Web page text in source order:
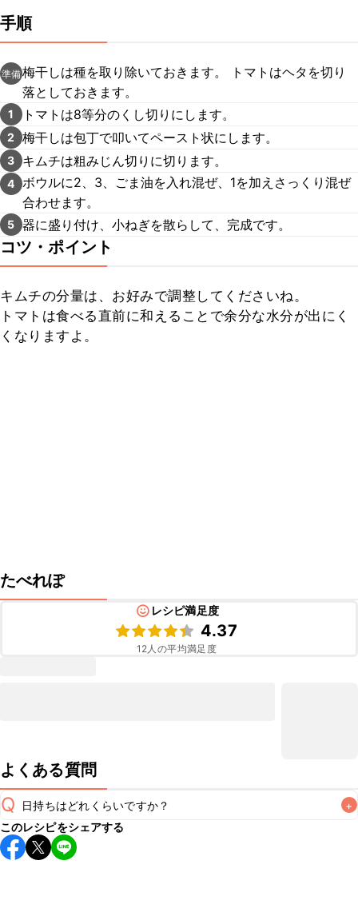
手順
準備梅干しは種を取り除いておきます。 トマトはヘタを切り
落としておきます。
1 トマトは8等分のくし切りにします。
2 梅干しは包丁で叩いてペースト状にします。
3 キムチは粗みじん切りに切ります。
4 ボウルに2、3、ごま油を入れ混ぜ、1を加えさっくり混ぜ
合わせます。
5 器に盛り付け、小ねぎを散らして、完成です。
コツ・ポイント
キムチの分量は、お好みで調整してくださいね。
トマトは食べる直前に和えることで余分な水分が出にく
くなりますよ。
たべれぽ
レシピ満足度
4.37
12人の平均満足度
よくある質問
Q 日持ちはどれくらいですか？ +
保存期間は冷蔵で当日中が目安です。なるべくお早めにお召
し上がりください。
このレシピをシェアする